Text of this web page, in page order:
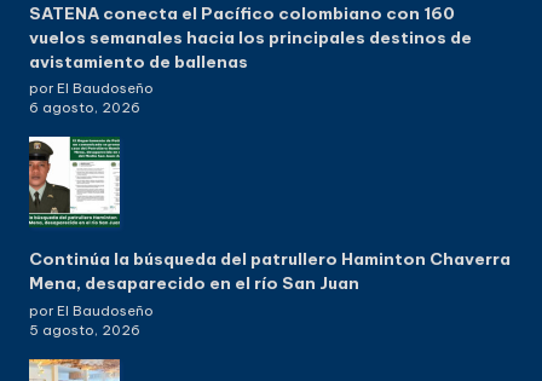
SATENA conecta el Pacífico colombiano con 160
vuelos semanales hacia los principales destinos de
avistamiento de ballenas
por El Baudoseño
6 agosto, 2026
Continúa la búsqueda del patrullero Haminton Chaverra
Mena, desaparecido en el río San Juan
por El Baudoseño
5 agosto, 2026